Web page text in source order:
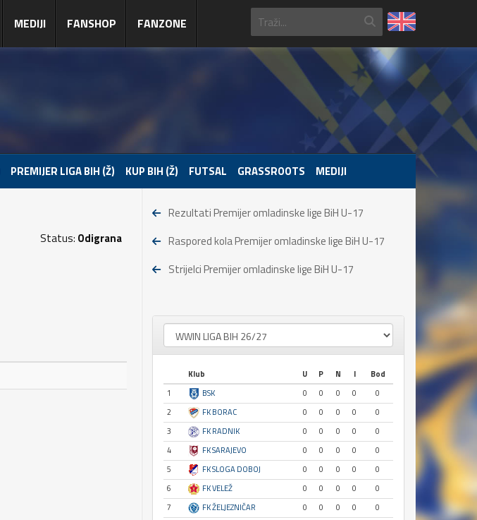
MEDIJI FANSHOP FANZONE
PREMIJER LIGA BIH (Ž) KUP BIH (Ž) FUTSAL GRASSROOTS MEDIJI
Status: Odigrana
Rezultati Premijer omladinske lige BiH U-17
Raspored kola Premijer omladinske lige BiH U-17
Strijelci Premijer omladinske lige BiH U-17
Klub U P N I
Bod
1
BSK 0 0 0 0
0
2
FK BORAC 0 0 0 0
0
3
FK RADNIK 0 0 0 0
0
4
FK SARAJEVO 0 0 0 0
0
5
FK SLOGA DOBOJ 0 0 0 0
0
6
FK VELEŽ 0 0 0 0
0
7
FK ŽELJEZNIČAR 0 0 0 0
0